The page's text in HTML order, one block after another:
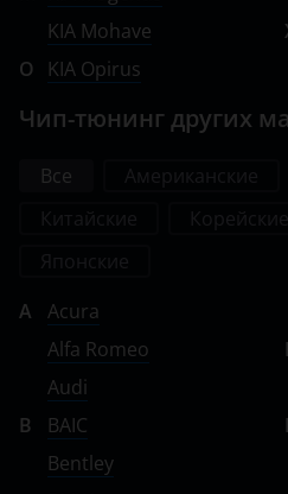
KIA Mohave
O
KIA Opirus
Чип-тюнинг других
Все
A
Acura
Alfa Romeo
Audi
B
BAIC
Bentley